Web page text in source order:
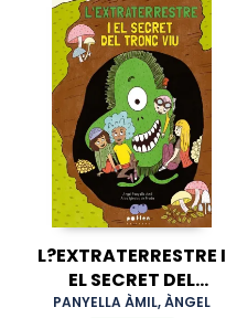
L?EXTRATERRESTRE I
EL SECRET DEL
TRONC VIU
PANYELLA ÀMIL, ÀNGEL